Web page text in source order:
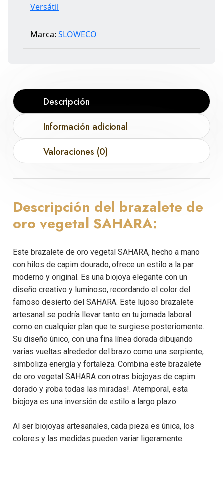
Versátil
Marca: SLOWECO
Descripción
Información adicional
Valoraciones (0)
Descripción del brazalete de
oro vegetal SAHARA:
Este brazalete de oro vegetal SAHARA, hecho a mano
con hilos de capim dourado, ofrece un estilo a la par
moderno y original. Es una biojoya elegante con un
diseño creativo y luminoso, recordando el color del
famoso desierto del SAHARA. Este lujoso brazalete
artesanal se podría llevar tanto en tu jornada laboral
como en cualquier plan que te surgiese posteriomente.
Su diseño único, con una fina línea dorada dibujando
varias vueltas alrededor del brazo como una serpiente,
simboliza energía y fortaleza. Combina este brazalete
de oro vegetal SAHARA con otras biojoyas de capim
dorado y ¡roba todas las miradas!. Atemporal, esta
biojoya es una inversión de estilo a largo plazo.
Al ser biojoyas artesanales, cada pieza es única, los
colores y las medidas pueden variar ligeramente.